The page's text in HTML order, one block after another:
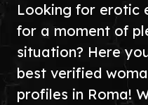
Looking for erotic
for a moment of
situation? Here
best verified
profiles in Roma!